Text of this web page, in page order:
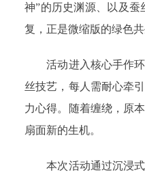
神”的历史渊源、以及
复，正是微缩版的绿色共
活动进入核心手作环
丝技艺，每人需耐心牵
力心得。随着缠绕，原
扇面新的生机。
本次活动通过沉浸式